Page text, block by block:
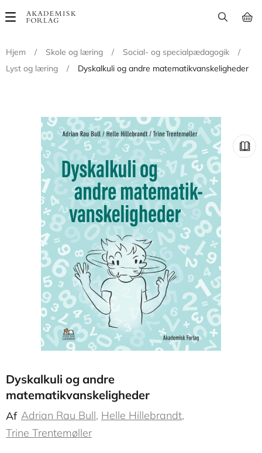
Main
Hjem
/ Skole og læring / Social- og specialpædagogik
/
Lyst og læring
/ Dyskalkuli og andre matematikvanskeligheder
Dyskalkuli og andre
matematikvanskeligheder
Af Adrian Rau Bull Helle Hillebrandt
Trine Trentemøller